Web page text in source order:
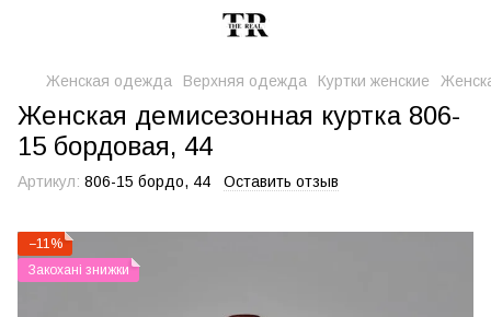
Женская одежда Верхняя одежда Куртки женские
Женская демисезонная куртка 806-
15 бордовая, 44
Артикул: 806-15 бордо, 44 Оставить отзыв
−11%
Закохані знижки